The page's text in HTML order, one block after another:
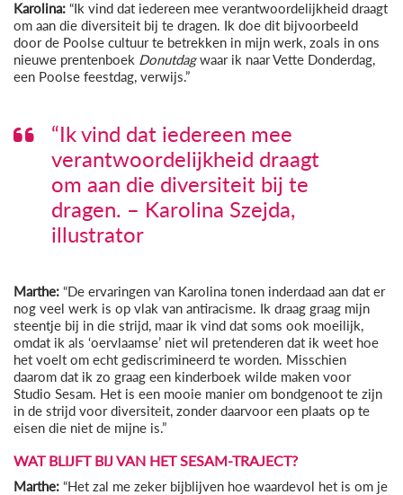
Karolina: “Ik vind dat iedereen mee verantwoordelijkheid draagt
om aan die diversiteit bij te dragen. Ik doe dit bijvoorbeeld
door de Poolse cultuur te betrekken in mijn werk, zoals in ons
nieuwe prentenboek Donutdagwaar ik naar Vette Donderdag,
een Poolse feestdag, verwijs.”
“Ik vind dat iedereen mee
verantwoordelijkheid draagt
om aan die diversiteit bij te
dragen. – Karolina Szejda,
illustrator
Marthe: “De ervaringen van Karolina tonen inderdaad aan dat er
nog veel werk is op vlak van antiracisme. Ik draag graag mijn
steentje bij in die strijd, maar ik vind dat soms ook moeilijk,
omdat ik als ‘oervlaamse’ niet wil pretenderen dat ik weet hoe
het voelt om echt gediscrimineerd te worden. Misschien
daarom dat ik zo graag een kinderboek wilde maken voor
Studio Sesam. Het is een mooie manier om bondgenoot te zijn
in de strijd voor diversiteit, zonder daarvoor een plaats op te
eisen die niet de mijne is.”
WAT BLIJFT BIJ VAN HET SESAM-TRAJECT?
Marthe: “Het zal me zeker bijblijven hoe waardevol het is om je